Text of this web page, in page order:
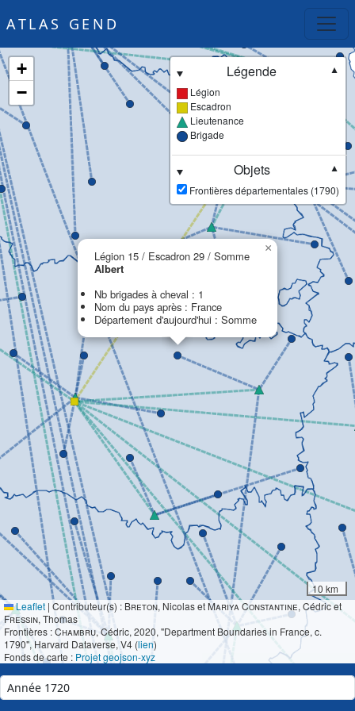
ATLAS GEND
Légion 15 / Escadron 29 / Somme
Albert
Nb brigades à cheval : 1
Nom du pays après : France
Département d'aujourd'hui : Somme
×
+
−
Légende
▼
Légion
Escadron
Lieutenance
Brigade
Objets
▼
Frontières départementales (1790)
10 km
Leaflet | Contributeur(s) : Breton, Nicolas et Mariya Constantine, Cédric et
Fressin, Thomas
Frontières :Chambru, Cédric, 2020, "Department Boundaries in France, c.
1790", Harvard Dataverse, V4 (lien)
Fonds de carte : Projet geojson-xyz